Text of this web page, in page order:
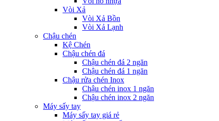
Vòi Xả
Vòi Xả Bồn
Vòi Xả Lạnh
Chậu chén
Kệ Chén
Chậu chén đá
Chậu chén đá 2 ngăn
Chậu chén đá 1 ngăn
Chậu rửa chén Inox
Chậu chén inox 1 ngăn
Chậu chén inox 2 ngăn
Máy sấy tay
Máy sấy tay giá rẻ